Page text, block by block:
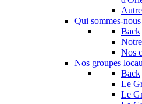
Qui sommes-
Back
Nos
Nos groupes
Back
Le
Le